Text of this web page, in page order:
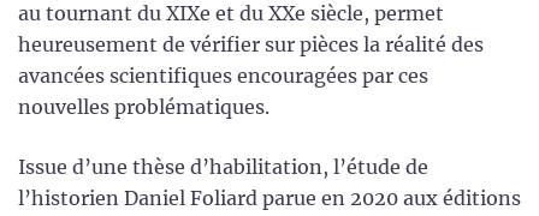
au tournant du XIXe et du XXe siècle, permet
heureusement de vérifier sur pièces la réalité des
avancées scientifiques encouragées par ces
nouvelles problématiques.
Issue d’une thèse d’habilitation, l’étude de
l’historien Daniel Foliard parue en 2020 aux éditions